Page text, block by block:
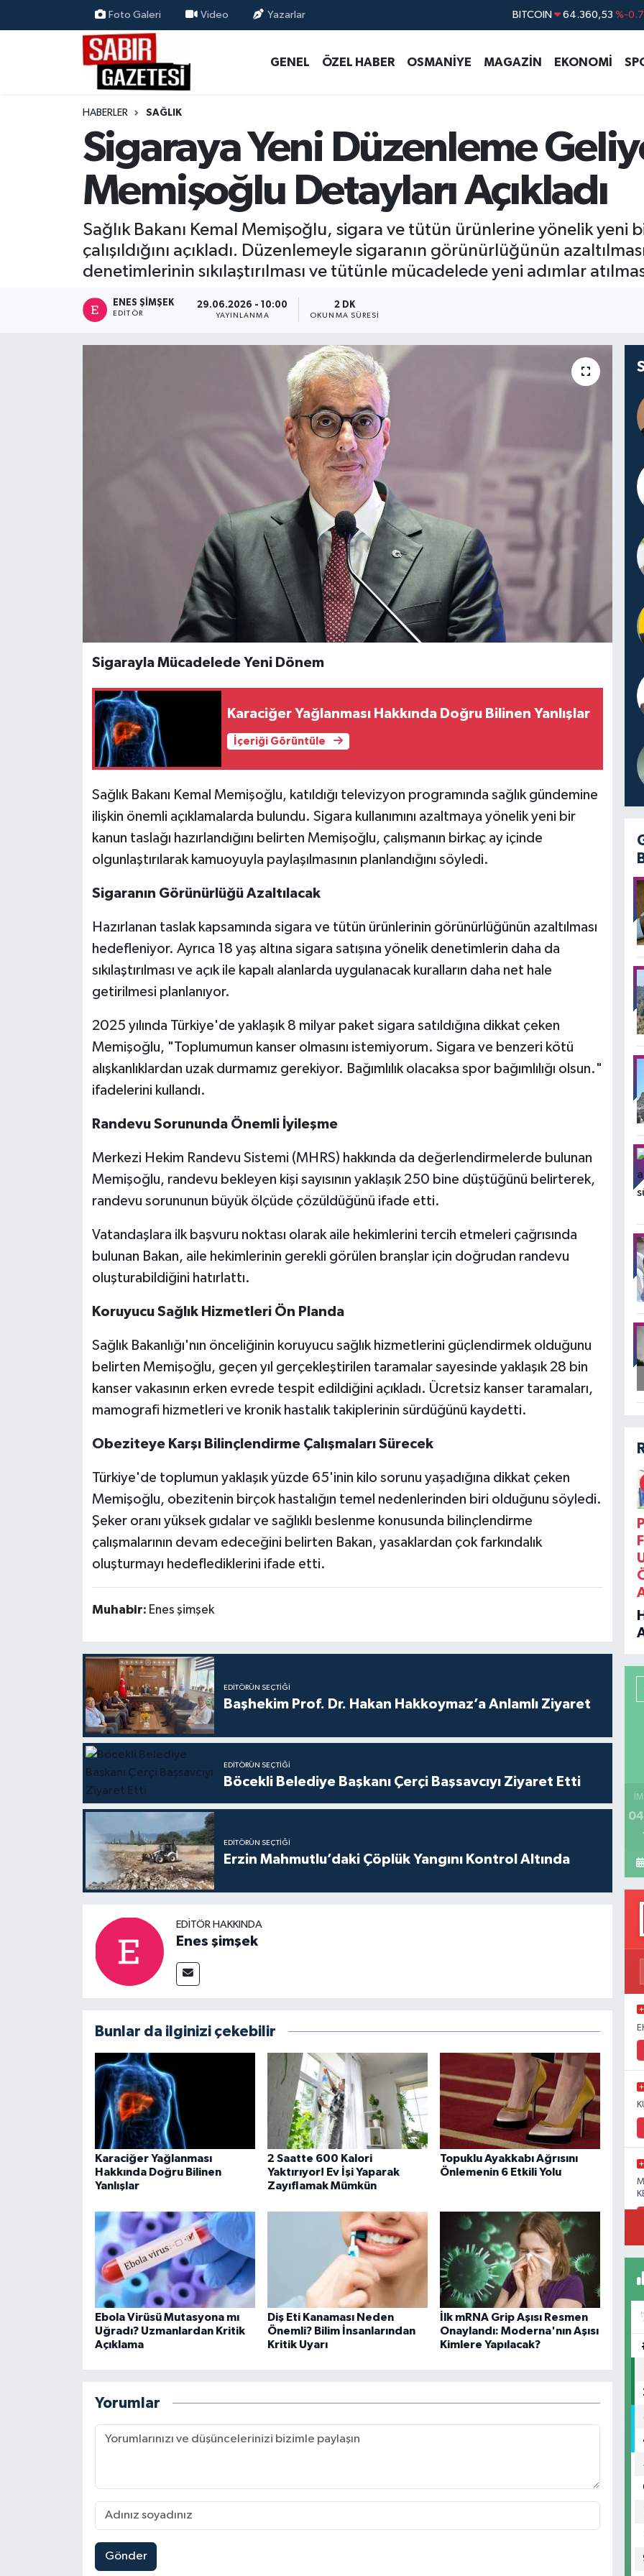
Foto Galeri Video Yazarlar DOLAR 47,7069
STERLİN 64,1897
BITCOIN 64.360,53 %-
GENEL ÖZEL HABER OSMANİYE MAGAZİN EKONOMİ
HABERLER SAĞLIK
Sigaraya Yeni Düzenleme
Memişoğlu Detayları Açıkladı
Sağlık Bakanı Kemal Memişoğlu, sigara ve tütün ürünlerine yönelik yeni
çalışıldığını açıkladı. Düzenlemeyle sigaranın görünürlüğünün
denetimlerinin sıkılaştırılması ve tütünle mücadelede yeni adımlar
ENES ŞIMŞEK
EDITÖR
29.06.2026 - 10:00
YAYINLANMA
2 DK
OKUNMA SÜRESI
Sigarayla Mücadelede Yeni Dönem
Karaciğer Yağlanması Hakkında Doğru Bilinen Yanlışlar
İçeriği Görüntüle
Sağlık Bakanı Kemal Memişoğlu, katıldığı televizyon programında sağlık gündemine
ilişkin önemli açıklamalarda bulundu. Sigara kullanımını azaltmaya yönelik yeni bir
kanun taslağı hazırlandığını belirten Memişoğlu, çalışmanın birkaç ay içinde
olgunlaştırılarak kamuoyuyla paylaşılmasının planlandığını söyledi.
Sigaranın Görünürlüğü Azaltılacak
Hazırlanan taslak kapsamında sigara ve tütün ürünlerinin görünürlüğünün azaltılması
hedefleniyor. Ayrıca 18 yaş altına sigara satışına yönelik denetimlerin daha da
sıkılaştırılması ve açık ile kapalı alanlarda uygulanacak kuralların daha net hale
getirilmesi planlanıyor.
2025 yılında Türkiye'de yaklaşık 8 milyar paket sigara satıldığına dikkat çeken
Memişoğlu, "Toplumumun kanser olmasını istemiyorum. Sigara ve benzeri kötü
alışkanlıklardan uzak durmamız gerekiyor. Bağımlılık olacaksa spor bağımlılığı olsun."
ifadelerini kullandı.
Randevu Sorununda Önemli İyileşme
Merkezi Hekim Randevu Sistemi (MHRS) hakkında da değerlendirmelerde bulunan
Memişoğlu, randevu bekleyen kişi sayısının yaklaşık 250 bine düştüğünü belirterek,
randevu sorununun büyük ölçüde çözüldüğünü ifade etti.
Vatandaşlara ilk başvuru noktası olarak aile hekimlerini tercih etmeleri çağrısında
bulunan Bakan, aile hekimlerinin gerekli görülen branşlar için doğrudan randevu
oluşturabildiğini hatırlattı.
Koruyucu Sağlık Hizmetleri Ön Planda
Sağlık Bakanlığı'nın önceliğinin koruyucu sağlık hizmetlerini güçlendirmek olduğunu
belirten Memişoğlu, geçen yıl gerçekleştirilen taramalar sayesinde yaklaşık 28 bin
kanser vakasının erken evrede tespit edildiğini açıkladı. Ücretsiz kanser taramaları,
mamografi hizmetleri ve kronik hastalık takiplerinin sürdüğünü kaydetti.
Obeziteye Karşı Bilinçlendirme Çalışmaları Sürecek
Türkiye'de toplumun yaklaşık yüzde 65'inin kilo sorunu yaşadığına dikkat çeken
Memişoğlu, obezitenin birçok hastalığın temel nedenlerinden biri olduğunu söyledi.
Şeker oranı yüksek gıdalar ve sağlıklı beslenme konusunda bilinçlendirme
çalışmalarının devam edeceğini belirten Bakan, yasaklardan çok farkındalık
oluşturmayı hedeflediklerini ifade etti.
Muhabir: Enes şimşek
EDITÖRÜN SEÇTIĞI
Başhekim Prof. Dr. Hakan Hakkoymaz’a Anlamlı Ziyaret
EDITÖRÜN SEÇTIĞI
Böcekli Belediye Başkanı Çerçi Başsavcıyı Ziyaret Etti
EDITÖRÜN SEÇTIĞI
Erzin Mahmutlu’daki Çöplük Yangını Kontrol Altında
EDITÖR HAKKINDA
Enes şimşek
Bunlar da ilginizi çekebilir
Karaciğer Yağlanması
Hakkında Doğru Bilinen
Yanlışlar
2 Saatte 600 Kalori
Yaktırıyor! Ev İşi Yaparak
Zayıflamak Mümkün
Topuklu Ayakkabı Ağrısını
Önlemenin 6 Etkili Yolu
Ebola Virüsü Mutasyona mı
Uğradı? Uzmanlardan Kritik
Açıklama
Diş Eti Kanaması Neden
Önemli? Bilim İnsanlarından
Kritik Uyarı
İlk mRNA Grip Aşısı Resmen
Onaylandı: Moderna'nın Aşısı
Kimlere Yapılacak?
Yorumlar
Gönder
ÖZEL HABER
MAGAZİN
EKONOMİ
RESMİ İLANLAR
Osmaniye Nöbetçi Eczaneler
Osmaniye Hava Durumu
Osmaniye Trafik Yoğunluk Haritası
Süper Lig Puan Durumu ve Fikstür
Tüm Manşetler
Son Dakika Haberleri
Haber Arşivi